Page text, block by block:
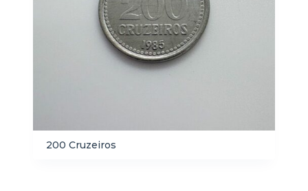
200 Cruzeiros